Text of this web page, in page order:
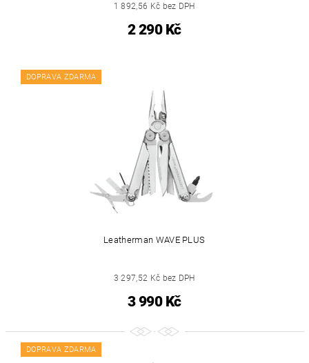
1 892,56 Kč bez DPH
2 290 Kč
DOPRAVA ZDARMA
Leatherman WAVE PLUS
3 297,52 Kč bez DPH
3 990 Kč
DOPRAVA ZDARMA